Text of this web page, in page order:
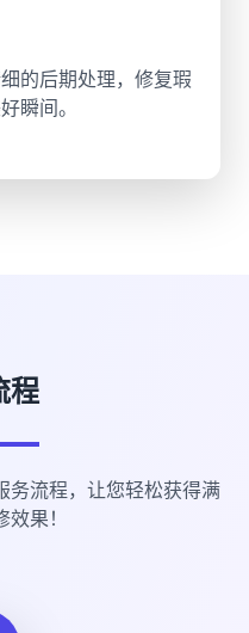
的后期处理，修复瑕
瞬间。
程
务流程，让您轻松获得满
果！